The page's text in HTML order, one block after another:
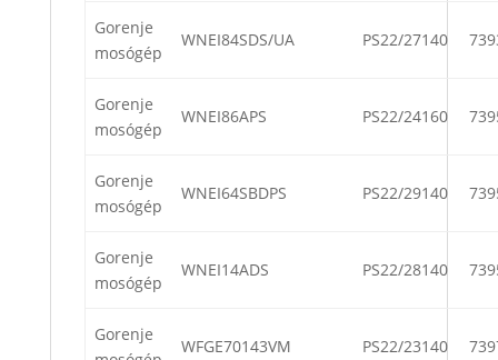
Gorenje
mosógép
WNEI84SDS/UA PS22/27140
Gorenje
mosógép
WNEI86APS PS22/24160
Gorenje
mosógép
WNEI64SBDPS PS22/29140
Gorenje
mosógép
WNEI14ADS PS22/28140
Gorenje
WFGE70143VM PS22/23140